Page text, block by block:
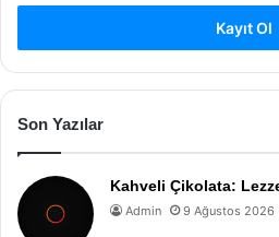
Kayıt Ol
Son Yazılar
Kahveli Çikolata:
Admin 9 Ağustos 2026